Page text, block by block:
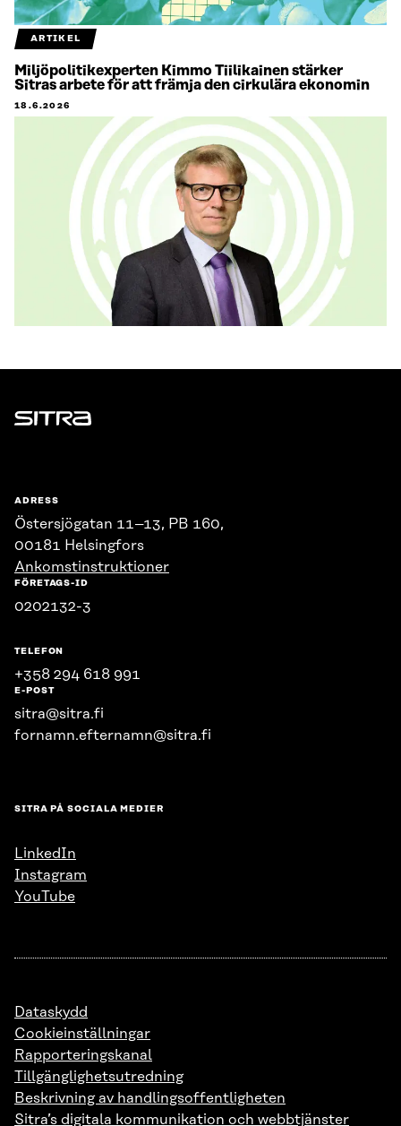
ARTIKEL
Miljöpolitikexperten Kimmo Tiilikainen stärker
Sitras arbete för att främja den cirkulära ekonomin
18.6.2026
Sitra
ADRESS
Östersjögatan 11–13, PB 160,
00181 Helsingfors
Ankomstinstruktioner
FÖRETAGS-ID
0202132-3
TELEFON
+358 294 618 991
E-POST
sitra@sitra.fi
fornamn.efternamn@sitra.fi
SITRA PÅ SOCIALA MEDIER
LinkedIn
Instagram
YouTube
Dataskydd
Cookieinställningar
Rapporteringskanal
Tillgänglighetsutredning
Beskrivning av handlingsoffentligheten
Sitra’s digitala kommunikation och webbtjänster